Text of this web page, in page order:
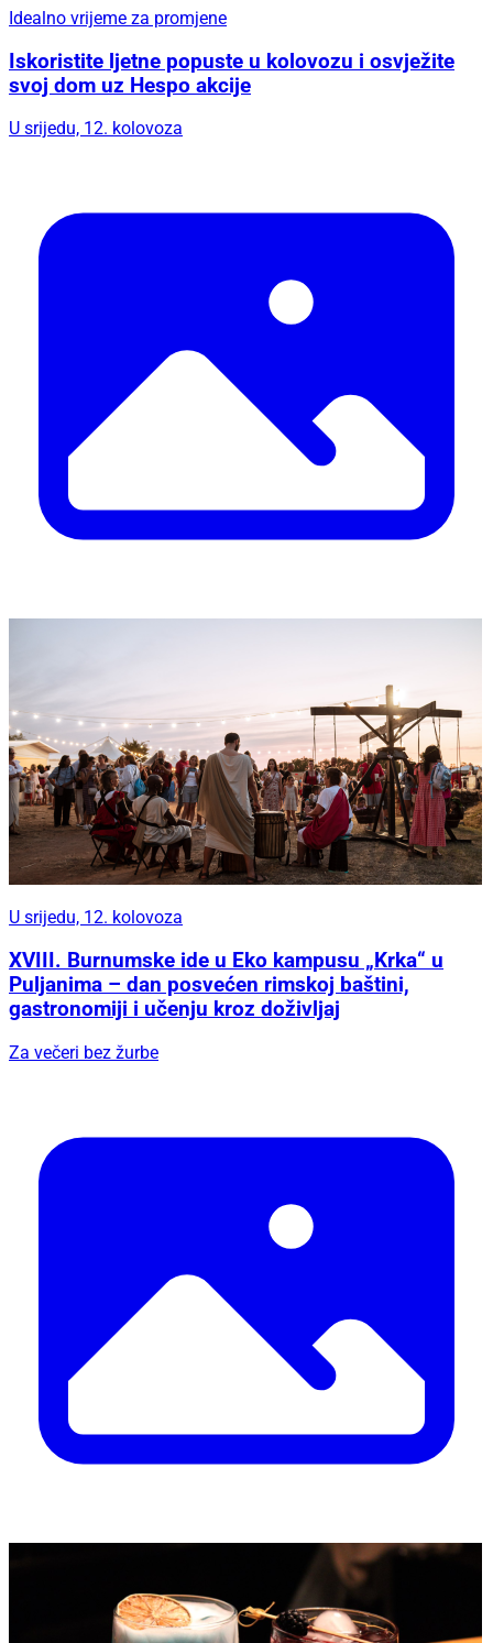
Idealno vrijeme za promjene
Iskoristite ljetne popuste u kolovozu i osvježite
svoj dom uz Hespo akcije
U srijedu, 12. kolovoza
U srijedu, 12. kolovoza
XVIII. Burnumske ide u Eko kampusu „Krka“ u
Puljanima – dan posvećen rimskoj baštini,
gastronomiji i učenju kroz doživljaj
Za večeri bez žurbe